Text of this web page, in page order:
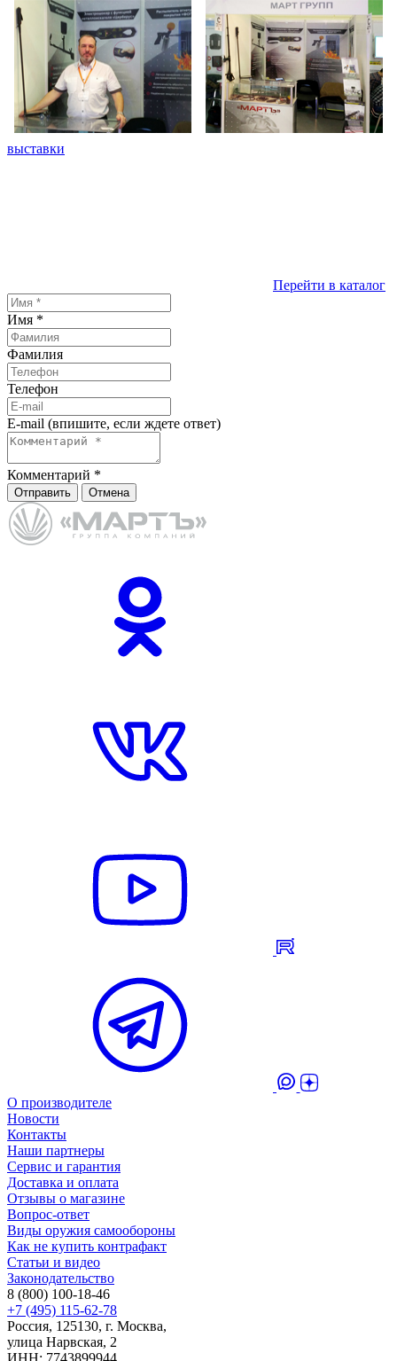
выставки
Перейти в каталог
Имя *
Фамилия
Телефон
E-mail (впишите, если ждете ответ)
Комментарий *
Отправить Отмена
О производителе
Новости
Контакты
Наши партнеры
Сервис и гарантия
Доставка и оплата
Отзывы о магазине
Вопрос-ответ
Виды оружия самообороны
Как не купить контрафакт
Статьи и видео
Законодательство
8 (800) 100-18-46
+7 (495) 115-62-78
Россия, 125130, г. Москва,
улица Нарвская, 2